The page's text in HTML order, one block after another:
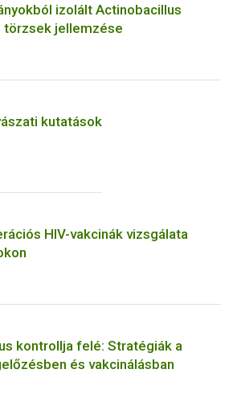
izolált Actinobacillus
törzsek jellemzése
kutatások
HIV-vakcinák vizsgálata
kontrollja felé: Stratégiák a
és vakcinálásban